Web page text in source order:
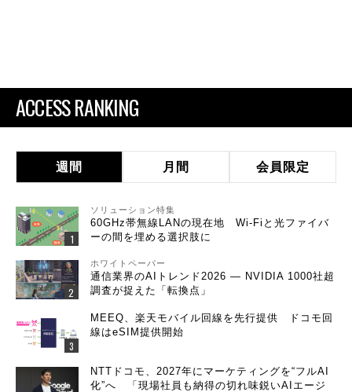
ACCESS RANKING
週間 月間 会員限定
ソリューション特集
60GHz帯無線LANの現在地 Wi-Fiと光ファイバ
ーの間を埋める選択肢に
ホワイトペーパー
通信業界のAIトレンド2026 ― NVIDIA 1000社超
調査が捉えた「転換点」
MEEQ、楽天モバイル回線を先行提供 ドコモ回
線はeSIM提供開始
NTTドコモ、2027年にマーケティングを“フルAI
化”へ 「現場社員も納得の切れ味鋭いAIエージ